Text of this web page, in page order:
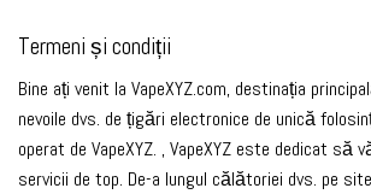
Termeni și condiții
Bine ați venit la VapeXYZ.com, destinația
nevoile dvs. de țigări electronice de unică
operat de VapeXYZ. , VapeXYZ este dedicat să
servicii de top. De-a lungul călătoriei dvs. pe